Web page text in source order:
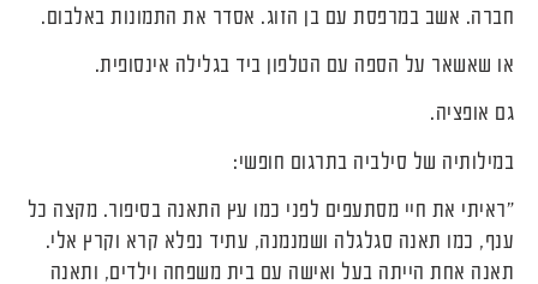
חברה. אשב במרפסת עם בן הזוג. אסדר את התמונות באלבום.
או שאשאר על הספה עם הטלפון ביד בגלילה אינסופית.
גם אופציה.
במילותיה של סילביה בתרגום חופשי:
"ראיתי את חיי מסתעפים לפני כמו עץ התאנה בסיפור. מקצה כל
ענף, כמו תאנה סגלגלה ושמנמנה, עתיד נפלא קרא וקרץ אלי.
תאנה אחת הייתה בעל ואישה עם בית משפחה וילדים, ותאנה